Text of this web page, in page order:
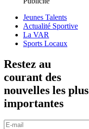
Jeunes Talents
Actualité Sportive
La VAR
Sports Locaux
Restez au
courant des
nouvelles les plus
importantes